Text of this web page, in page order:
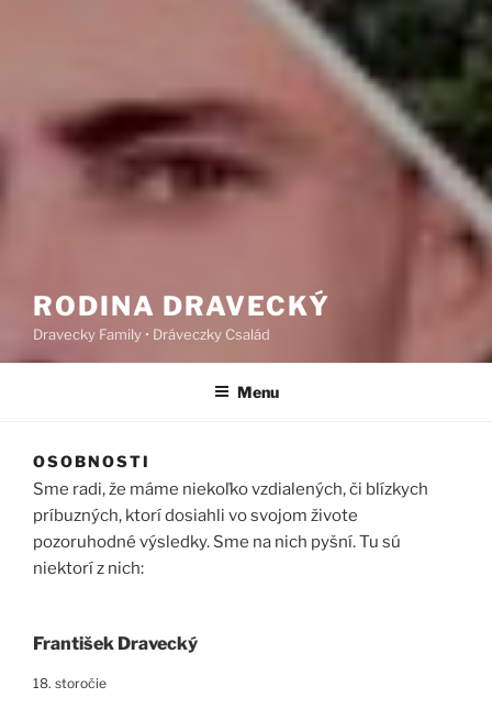
RODINA DRAVECKÝ
Dravecky Family • Dráveczky Család
Menu
OSOBNOSTI
Sme radi, že máme niekoľko vzdialených, či blízkych
príbuzných, ktorí dosiahli vo svojom živote
pozoruhodné výsledky. Sme na nich pyšní. Tu sú
niektorí z nich:
František Dravecký
18. storočie